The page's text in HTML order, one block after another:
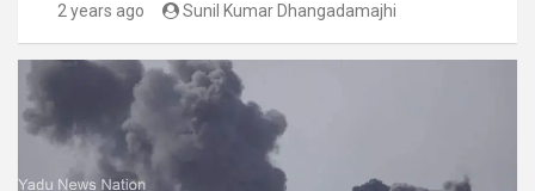
2 years ago Sunil Kumar Dhangadamajhi